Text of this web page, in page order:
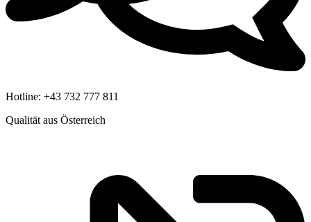
Hotline: +43 732 777 811
Qualität aus Österreich